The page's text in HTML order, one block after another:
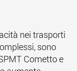
nei trasporti
sono
Cometto e